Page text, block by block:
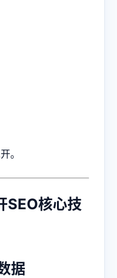
。
SEO核心技
据